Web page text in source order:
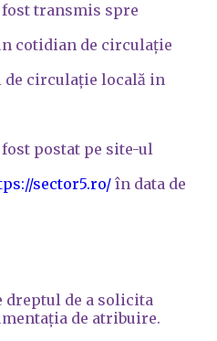
transmis spre
cotidian de circulație
circulație locală in
postat pe site-ul
sector5.ro/ în data de
dreptul de a solicita
de atribuire.